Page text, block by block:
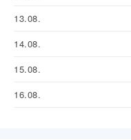
13.08.
14.08.
15.08.
16.08.